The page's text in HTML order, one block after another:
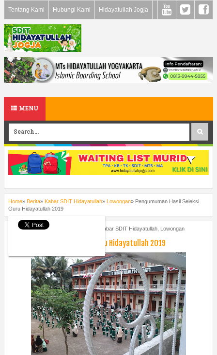
Tentang Kami Hubungi Kami Hidayatullah Jogja
MENU
Home» Berita» Kabar SDIT Hidayatullah» Lowongan» Pengumuman Hasil Seleksi
Guru Hidayatullah 2019
Saturday, May 18, 2019 Kabar SDIT Hidayatullah Lowongan
Pengumuman Hasil Seleksi Guru Hidayatullah 2019